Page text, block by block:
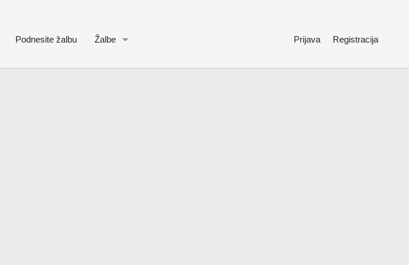
Podnesite žalbu Žalbe Prijava Registracija